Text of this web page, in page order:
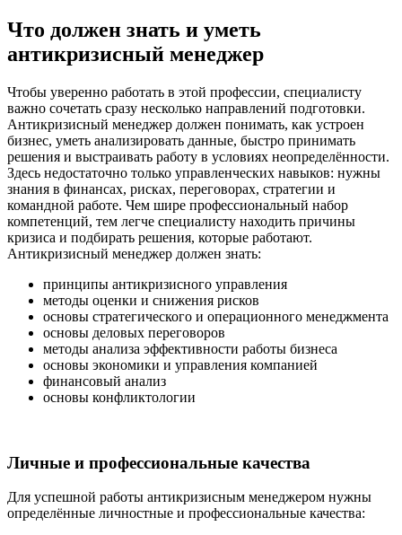
Что должен знать и уметь
антикризисный менеджер
Чтобы уверенно работать в этой профессии, специалисту
важно сочетать сразу несколько направлений подготовки.
Антикризисный менеджер должен понимать, как устроен
бизнес, уметь анализировать данные, быстро принимать
решения и выстраивать работу в условиях неопределённости.
Здесь недостаточно только управленческих навыков: нужны
знания в финансах, рисках, переговорах, стратегии и
командной работе. Чем шире профессиональный набор
компетенций, тем легче специалисту находить причины
кризиса и подбирать решения, которые работают.
Антикризисный менеджер должен знать:
принципы антикризисного управления
методы оценки и снижения рисков
основы стратегического и операционного менеджмента
основы деловых переговоров
методы анализа эффективности работы бизнеса
основы экономики и управления компанией
финансовый анализ
основы конфликтологии
Личные и профессиональные качества
Для успешной работы антикризисным менеджером нужны
определённые личностные и профессиональные качества: